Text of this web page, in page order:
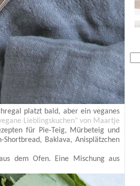
platzt bald, aber ein veganes
Lieblingskuchen" von Maartje
für Pie-Teig, Mürbeteig und
Baklava, Anisplätzchen
dem Ofen. Eine Mischung aus